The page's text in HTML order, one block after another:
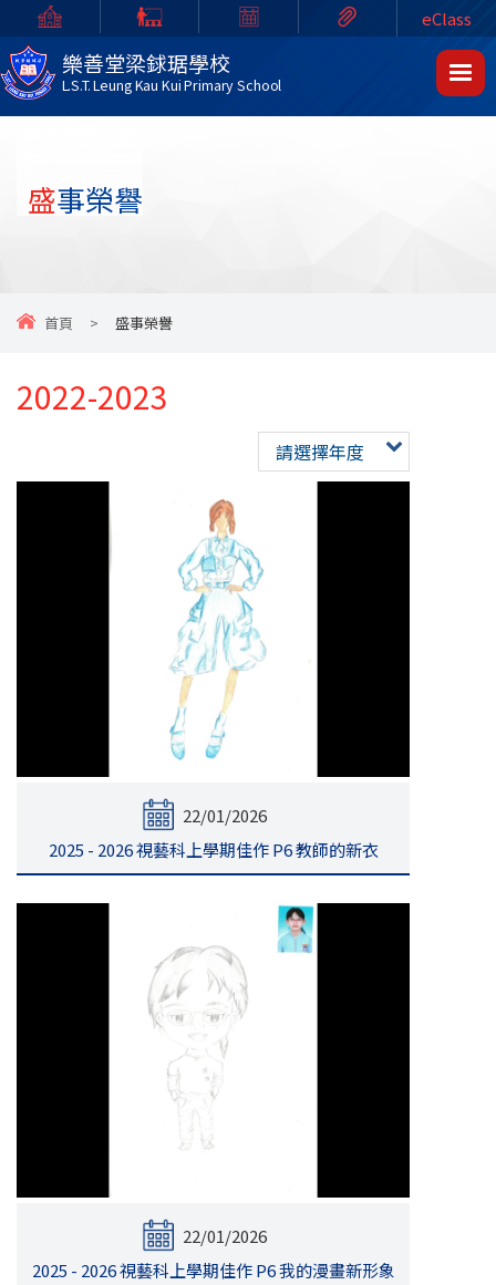
樂善堂梁銶琚學校
L.S.T. Leung Kau Kui Primary School
eClass
盛事榮譽
首頁 > 盛事榮譽
2022-2023
請選擇年度
22/01/2026
2025 - 2026 視藝科上學期佳作 P6 教師的新衣
22/01/2026
2025 - 2026 視藝科上學期佳作 P6 我的漫畫新形象